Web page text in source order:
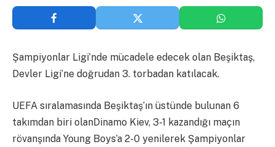
Şampiyonlar Ligi’nde mücadele edecek olan Beşiktaş,
Devler Ligi’ne doğrudan 3. torbadan katılacak.
UEFA sıralamasında Beşiktaş’ın üstünde bulunan 6
takımdan biri olanDinamo Kiev, 3-1 kazandığı maçın
rövanşında Young Boys’a 2-0 yenilerek Şampiyonlar